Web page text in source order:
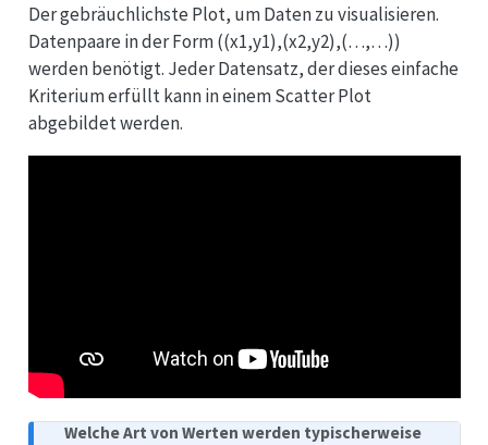
Der gebräuchlichste Plot, um Daten zu visualisieren.
Datenpaare in der Form ((x1,y1),(x2,y2),(…,…))
werden benötigt. Jeder Datensatz, der dieses einfache
Kriterium erfüllt kann in einem Scatter Plot
abgebildet werden.
Welche Art von Werten werden typischerweise